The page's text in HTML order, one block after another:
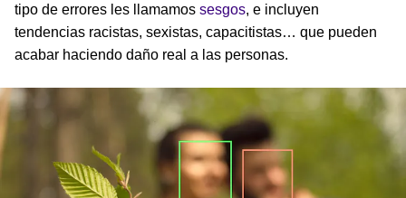
tipo de errores les llamamos sesgos, e incluyen
tendencias racistas, sexistas, capacitistas… que pueden
acabar haciendo daño real a las personas.